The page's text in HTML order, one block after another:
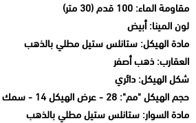
مقاومة الماء: 100 قدم (30 متر)
لون المينا: أبيض
مادة الهيكل: ستانلس ستيل مطلي بالذهب
العقارب: ذهب أصفر
شكل الهيكل: دائري
حجم الهيكل "مم": 28 - عرض الهيكل 14 - سمك الهيكل 8
مادة السوار: ستانلس ستيل مطلي بالذهب